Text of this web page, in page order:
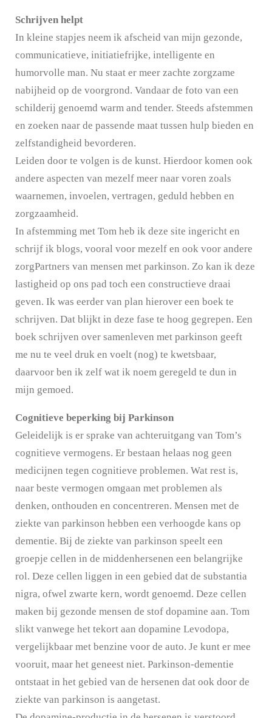
Schrijven helpt
In kleine stapjes neem ik afscheid van mijn gezonde,
communicatieve, initiatiefrijke, intelligente en
humorvolle man. Nu staat er meer zachte zorgzame
nabijheid op de voorgrond. Vandaar de foto van een
schilderij genoemd warm and tender. Steeds afstemmen
en zoeken naar de passende maat tussen hulp bieden en
zelfstandigheid bevorderen.
Leiden door te volgen is de kunst. Hierdoor komen ook
andere aspecten van mezelf meer naar voren zoals
waarnemen, invoelen, vertragen, geduld hebben en
zorgzaamheid.
In afstemming met Tom heb ik deze site ingericht en
schrijf ik blogs, vooral voor mezelf en ook voor andere
zorgPartners van mensen met parkinson. Zo kan ik deze
lastigheid op ons pad toch een constructieve draai
geven. Ik was eerder van plan hierover een boek te
schrijven. Dat blijkt in deze fase te hoog gegrepen. Een
boek schrijven over samenleven met parkinson geeft
me nu te veel druk en voelt (nog) te kwetsbaar,
daarvoor ben ik zelf wat ik noem geregeld te dun in
mijn gemoed.
Cognitieve beperking bij Parkinson
Geleidelijk is er sprake van achteruitgang van Tom’s
cognitieve vermogens. Er bestaan helaas nog geen
medicijnen tegen cognitieve problemen. Wat rest is,
naar beste vermogen omgaan met problemen als
denken, onthouden en concentreren. Mensen met de
ziekte van parkinson hebben een verhoogde kans op
dementie. Bij de ziekte van parkinson speelt een
groepje cellen in de middenhersenen een belangrijke
rol. Deze cellen liggen in een gebied dat de substantia
nigra, ofwel zwarte kern, wordt genoemd. Deze cellen
maken bij gezonde mensen de stof dopamine aan. Tom
slikt vanwege het tekort aan dopamine Levodopa,
vergelijkbaar met benzine voor de auto. Je kunt er mee
vooruit, maar het geneest niet. Parkinson-dementie
ontstaat in het gebied van de hersenen dat ook door de
ziekte van parkinson is aangetast.